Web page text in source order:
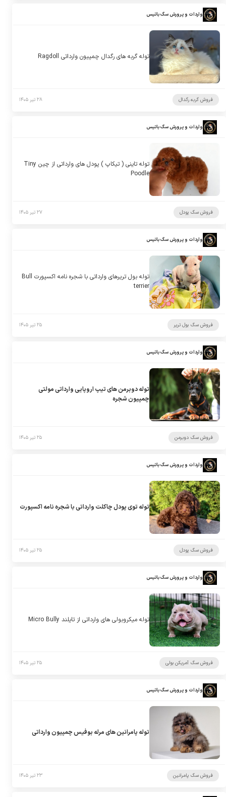
واردات و پرورش سگ باتیس
توله گربه های رگدال چمپیون وارداتی Ragdoll
فروش گربه رگدال ۲۸ تیر ۱۴۰۵
واردات و پرورش سگ باتیس
توله تاینی ( تیکاپ ) پودل های وارداتی از چین Tiny
Poodle
فروش سگ پودل ۲۷ تیر ۱۴۰۵
واردات و پرورش سگ باتیس
توله بول تریرهای وارداتی با شجره نامه اکسپورت Bull
terrier
فروش سگ بول تریر ۲۵ تیر ۱۴۰۵
واردات و پرورش سگ باتیس
توله دوبرمن های تیپ اروپایی وارداتی مولتی
چمپیون شجره
فروش سگ دوبرمن ۲۵ تیر ۱۴۰۵
واردات و پرورش سگ باتیس
توله توی پودل چاکلت وارداتی با شجره نامه اکسپورت
فروش سگ پودل ۲۵ تیر ۱۴۰۵
واردات و پرورش سگ باتیس
توله میکروبولی های وارداتی از تایلند Micro Bully
فروش سگ آمریکن بولی ۲۵ تیر ۱۴۰۵
واردات و پرورش سگ باتیس
توله پامرانین های مرله بوفیس چمپیون وارداتی
فروش سگ پامرانین ۲۳ تیر ۱۴۰۵